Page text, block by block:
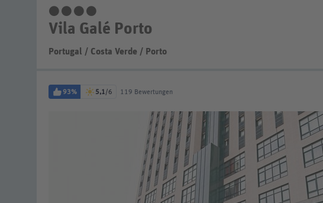
Vila Galé Porto
Portugal / Costa Verde / Porto
93% 5,1/6 119 Bewertungen